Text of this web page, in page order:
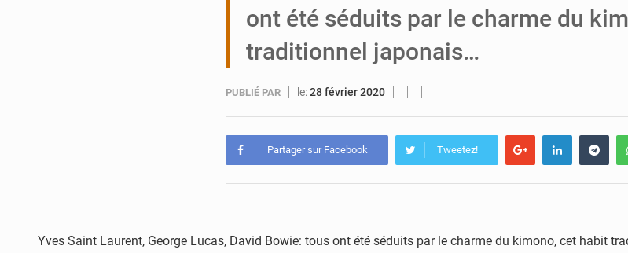
ont été séduits par le charme du
traditionnel japonais…
PUBLIÉ PAR le:28 février 2020
Partager sur Facebook Tweetez!
Yves Saint Laurent, George Lucas, David Bowie: tous ont été séduits par le charme du kimono, cet habit